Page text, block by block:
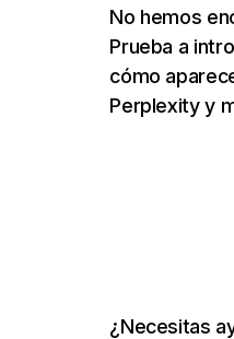
No hemos
Prueba a
cómo
Perplexity y
¿Necesitas